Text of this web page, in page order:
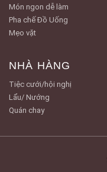
Món ngon dễ làm
Pha chế Đồ Uống
Mẹo vặt
NHÀ HÀNG
Tiệc cưới/hội nghị
Lẩu/ Nướng
Quán chay